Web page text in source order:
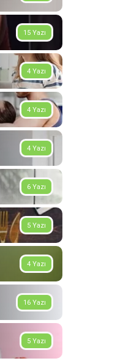
15 Yazı
4 Yazı
4 Yazı
4 Yazı
6 Yazı
5 Yazı
4 Yazı
16 Yazı
5 Yazı